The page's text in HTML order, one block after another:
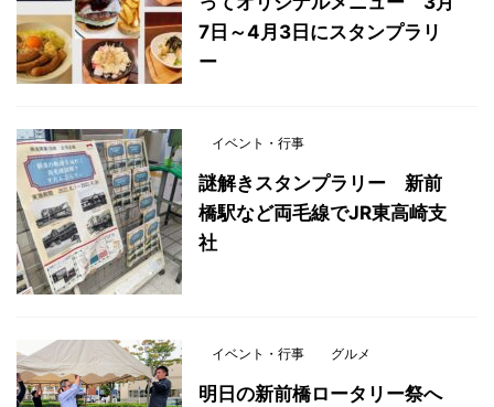
7日～4月3日にスタンプラリ
ー
イベント・行事
謎解きスタンプラリー 新前
橋駅など両毛線でJR東高崎支
社
イベント・行事 グルメ
明日の新前橋ロータリー祭へ